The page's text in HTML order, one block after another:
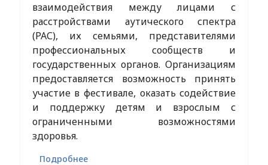
взаимодействия между лицами с
расстройствами аутического спектра
(РАС), их семьями, представителями
профессиональных сообществ и
государственных органов. Организациям
предоставляется возможность принять
участие в фестивале, оказать содействие
и поддержку детям и взрослым с
ограниченными возможностями
здоровья.
Подробнее